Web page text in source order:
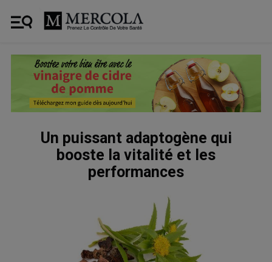
Un puissant adaptogène qui
booste la vitalité et les
performances